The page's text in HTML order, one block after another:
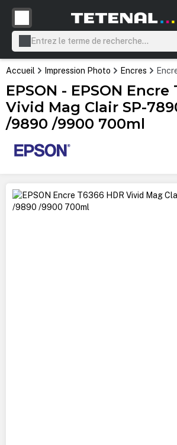
principal
Accueil Impression Photo Encres
EPSON - EPSON Encre
Vivid Mag Clair SP-
/9890 /9900 700ml
Ignorer la galerie d'images